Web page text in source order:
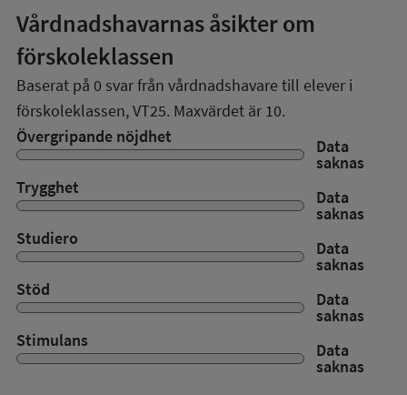
Vårdnadshavarnas åsikter om
förskoleklassen
Baserat på 0 svar från vårdnadshavare till elever i
förskoleklassen,VT25. Maxvärdet är 10.
Övergripande nöjdhet
Data
saknas
Trygghet
Data
saknas
Studiero
Data
saknas
Stöd
Data
saknas
Stimulans
Data
saknas